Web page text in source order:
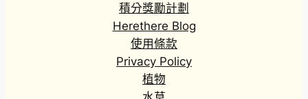
積分獎勵計劃
Herethere Blog
使用條款
Privacy Policy
植物